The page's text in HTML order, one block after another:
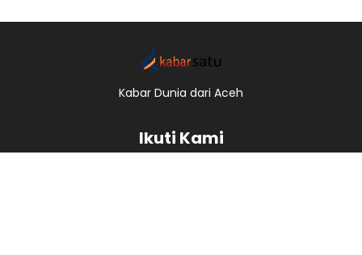
Kabar Dunia dari Aceh
Ikuti Kami